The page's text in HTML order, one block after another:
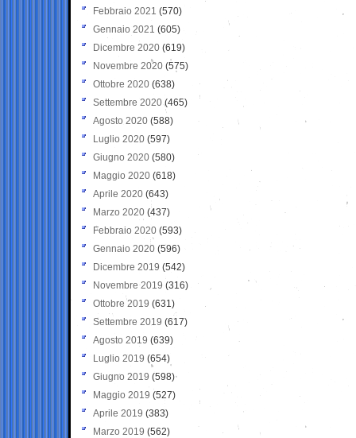
Febbraio 2021 (570)
Gennaio 2021 (605)
Dicembre 2020 (619)
Novembre 2020 (575)
Ottobre 2020 (638)
Settembre 2020(465)
Agosto 2020 (588)
Luglio 2020 (597)
Giugno 2020 (580)
Maggio 2020 (618)
Aprile 2020 (643)
Marzo 2020 (437)
Febbraio 2020 (593)
Gennaio 2020 (596)
Dicembre 2019 (542)
Novembre 2019 (316)
Ottobre 2019 (631)
Settembre 2019 (617)
Agosto 2019 (639)
Luglio 2019 (654)
Giugno 2019 (598)
Maggio 2019 (527)
Aprile 2019 (383)
Marzo 2019 (562)